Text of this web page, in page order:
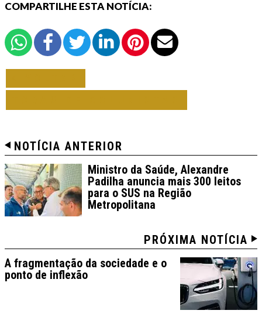
COMPARTILHE ESTA NOTÍCIA:
NOTÍCIA ANTERIOR
Ministro da Saúde, Alexandre
Padilha anuncia mais 300 leitos
para o SUS na Região
Metropolitana
PRÓXIMA NOTÍCIA
A fragmentação da sociedade e o
ponto de inflexão